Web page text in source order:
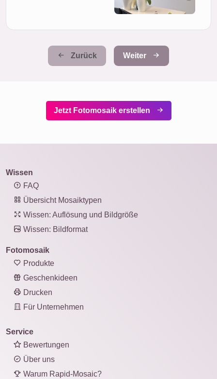
Zurück Weiter
Jetzt Fotomosaik erstellen
Wissen
FAQ
Übersicht Mosaiktypen
Wissen: Auflösung und Bildgröße
Wissen: Bildformat
Fotomosaik
Produkte
Geschenkideen
Drucken
Für Unternehmen
Service
Bewertungen
Über uns
Warum Rapid-Mosaic?